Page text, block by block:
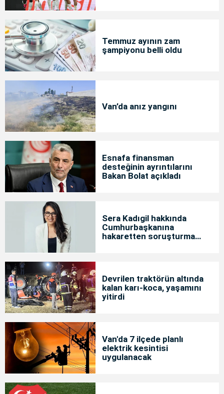
Temmuz ayının zam
şampiyonu belli oldu
Van’da anız yangını
Esnafa finansman
desteğinin ayrıntılarını
Bakan Bolat açıkladı
Sera Kadıgil hakkında
Cumhurbaşkanına
hakaretten soruşturma
Devrilen traktörün altında
kalan karı-koca, yaşamını
yitirdi
Van'da 7 ilçede planlı
elektrik kesintisi
uygulanacak